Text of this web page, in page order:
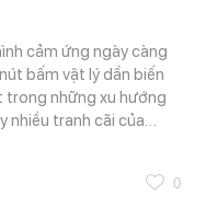
cảm ứng ngày càng
bấm vật lý dần biến
trong những xu hướng
nhiều tranh cãi của…
0